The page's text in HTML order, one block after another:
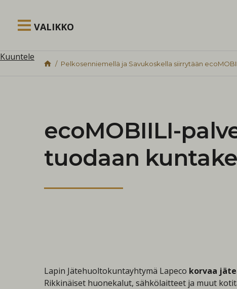
VALIKKO
Kuuntele
Pelkosenniemellä ja Savukoskella siirrytään
ecoMOBIILI-
tuodaan
Lapin Jätehuoltokuntayhtymä Lapeco korvaa
Rikkinäiset huonekalut, sähkölaitteet ja muut